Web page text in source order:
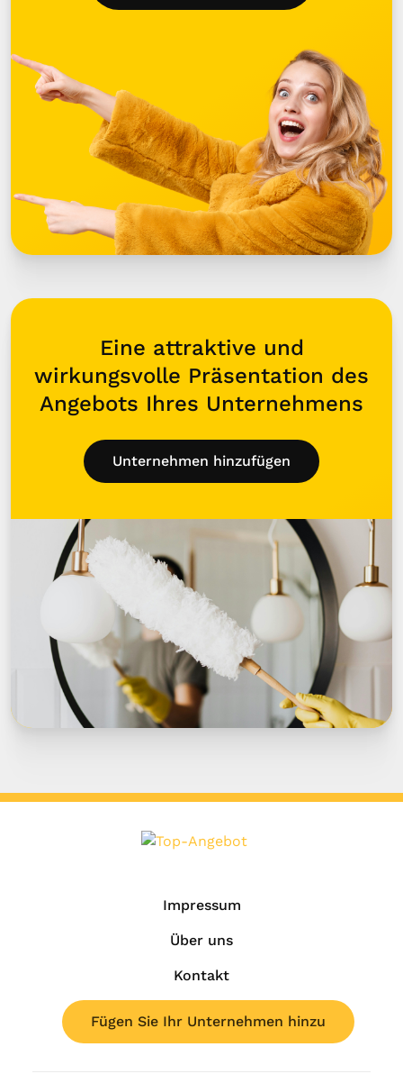
Eine attraktive und
wirkungsvolle Präsentation des
Angebots Ihres Unternehmens
Unternehmen hinzufügen
Impressum
Über uns
Kontakt
Fügen Sie Ihr Unternehmen hinzu